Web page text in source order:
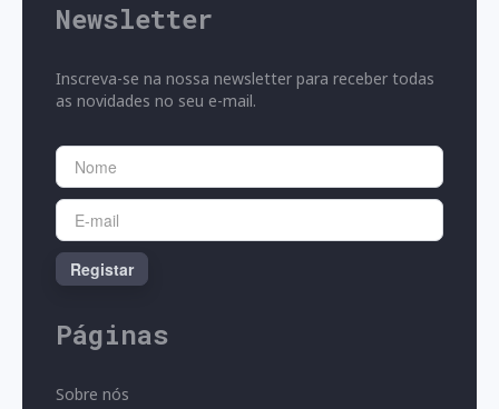
Newsletter
Inscreva-se na nossa newsletter para receber todas
as novidades no seu e-mail.
Registar
Páginas
Sobre nós